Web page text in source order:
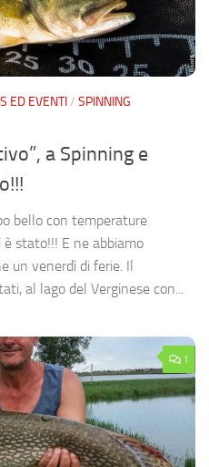
ED EVENTI/ SPINNING
a Spinning e
bello con temperature
stato!!! E ne abbiamo
un venerdì di ferie. Il
al lago del Verginese con...
1